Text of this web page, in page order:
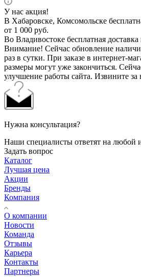
У нас акция!
В Хабаровске, Комсомольске
от 1 000 руб.
Во Владивостоке бесплатная доставка
Внимание! Сейчас обновление
раз в сутки. При заказе в интернет-
размеры могут уже закончиться.
улучшение работы сайта. Извините за
Нужна консультация?
Наши специалисты ответят на любой
Задать вопрос
Каталог
Лучшая цена
Акции
Бренды
Компания
О компании
Новости
Команда
Отзывы
Карьера
Контакты
Партнеры